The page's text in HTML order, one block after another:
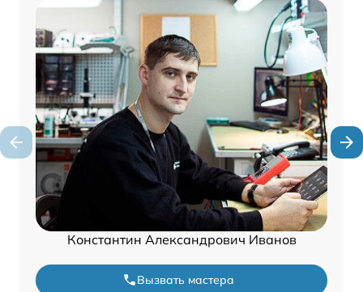
Константин Александрович Иванов
Вызвать мастера